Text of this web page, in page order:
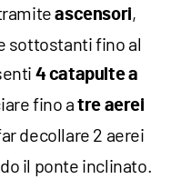
ascensori,
sottostanti fino al
4 catapulte a
fino atre aerei
decollare 2 aerei
il ponte inclinato.